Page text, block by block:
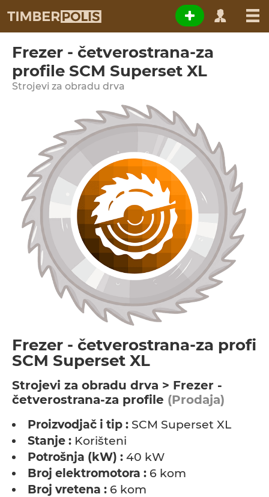
Frezer - četverostrana-za
profile SCM Superset XL
Strojevi za obradu drva
Frezer - četverostrana-za
SCM Superset XL
Strojevi za obradu drva > Frezer -
četverostrana-za profile (Prodaja)
Proizvodjač i tip : SCM Superset XL
Stanje : Korišteni
Potrošnja (kW) : 40 kW
Broj elektromotora : 6 kom
Broj vretena : 6 kom